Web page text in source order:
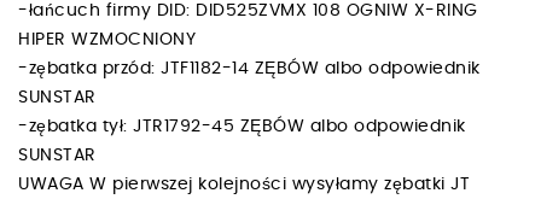
-łańcuch firmy DID: DID525ZVMX 108 OGNIW X-RING
HIPER WZMOCNIONY
-zębatka przód: JTF1182-14 ZĘBÓW albo odpowiednik
SUNSTAR
-zębatka tył: JTR1792-45 ZĘBÓW albo odpowiednik
SUNSTAR
UWAGA W pierwszej kolejności wysyłamy zębatki JT